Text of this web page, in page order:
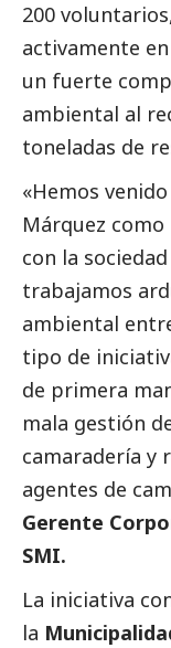
200
activamente
un fuerte
ambiental al
toneladas de
«Hemos
Márquez
con la
trabajamos
ambiental
tipo de
de primera
mala gestión
camaradería y
agentes de
Gerente
SMI.
La iniciativa
la